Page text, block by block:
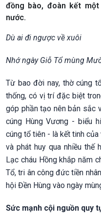
đồng bào, đoàn kết
nước.
Dù ai đi ngược về xuôi
Nhớ ngày Giỗ Tổ mùng
Từ bao đời nay, thờ cúng
thống, có vị trí đặc biệt
góp phần tạo nên bản sắc
cúng Hùng Vương - biểu
cúng tổ tiên - là kết tinh
và phát huy qua nhiều thế
Lạc cháu Hồng khắp năm
Tổ, tri ân công đức tiền
hội Đền Hùng vào ngày
Sức mạnh cội nguồn quy